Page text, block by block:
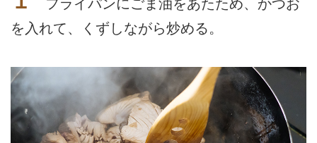
フライパンにごま油をあたため、かつお
を入れて、くずしながら炒める。